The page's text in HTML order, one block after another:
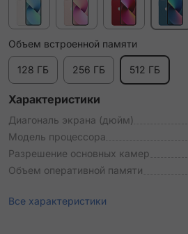
Объем встроенной памяти
128 ГБ 256 ГБ 512 ГБ
Характеристики
Диагональ экрана (дюйм)
Модель процессора
Разрешение основных камер
Объем оперативной памяти
Все характеристики